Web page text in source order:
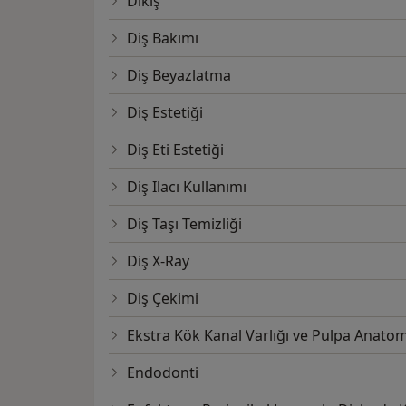
Diş Bakımı
Diş Beyazlatma
Diş Estetiği
Diş Eti Estetiği
Diş Ilacı Kullanımı
Diş Taşı Temizliği
Diş X-Ray
Diş Çekimi
Ekstra Kök Kanal Varlığı ve Pulpa
Endodonti